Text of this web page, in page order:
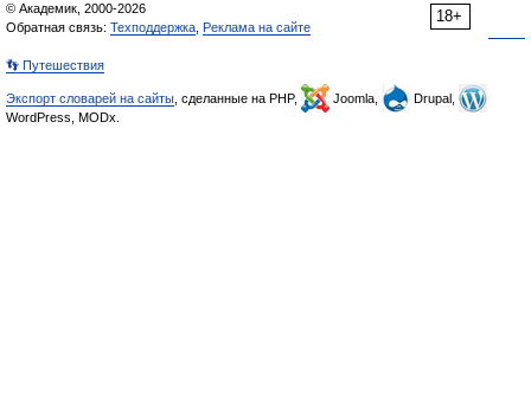
18+
© Академик, 2000-2026
Обратная связь: Техподдержка Реклама на сайте
👣 Путешествия
Экспорт словарей на сайты , сделанные на PHP, Joomla,
Drupal,
WordPress, MODx.